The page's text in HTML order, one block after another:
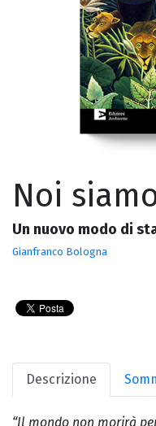
Noi
Un nuovo modo di
Gianfranco Bologna
Descrizione
“Il mondo non morirà